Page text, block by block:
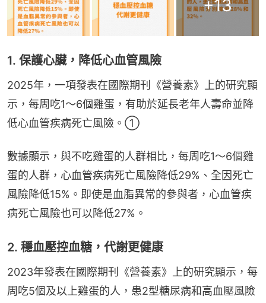
+13
1. 保護心臟，降低心血管風險
2025年，一項發表在國際期刊《營養素》上的研究顯
示，每周吃1～6個雞蛋，有助於延長老年人壽命並降
低心血管疾病死亡風險。①
數據顯示，與不吃雞蛋的人群相比，每周吃1～6個雞
蛋的人群，心血管疾病死亡風險降低29%、全因死亡
風險降低15%。即使是血脂異常的參與者，心血管疾
病死亡風險也可以降低27%。
2. 穩血壓控血糖，代謝更健康
2023年發表在國際期刊《營養素》上的研究顯示，每
周吃5個及以上雞蛋的人，患2型糖尿病和高血壓風險